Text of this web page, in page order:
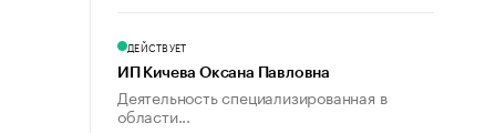
ДЕЙСТВУЕТ
ИП Кичева Оксана Павловна
Деятельность специализированная в
области...